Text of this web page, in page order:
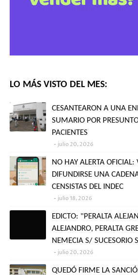
LO MÁS VISTO DEL MES:
CESANTEARON A UNA
SUMARIO POR
PACIENTES
julio 20, 2026
NO HAY ALERTA OFICIAL:
DIFUNDIRSE UNA
CENSISTAS DEL INDEC
julio 18, 2026
EDICTO: "PERALTA
ALEJANDRO, PERALTA
NEMECIA S/ SUCESORIO
julio 20, 2026
QUEDÓ FIRME LA